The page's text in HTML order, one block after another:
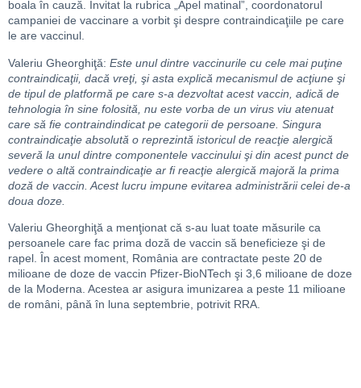
boala în cauză. Invitat la rubrica „Apel matinal”, coordonatorul
campaniei de vaccinare a vorbit şi despre contraindicaţiile pe care
le are vaccinul.
Valeriu Gheorghiţă: Este unul dintre vaccinurile cu cele mai puţine
contraindicaţii, dacă vreţi, şi asta explică mecanismul de acţiune şi
de tipul de platformă pe care s-a dezvoltat acest vaccin, adică de
tehnologia în sine folosită, nu este vorba de un virus viu atenuat
care să fie contraindindicat pe categorii de persoane. Singura
contraindicaţie absolută o reprezintă istoricul de reacţie alergică
severă la unul dintre componentele vaccinului şi din acest punct de
vedere o altă contraindicaţie ar fi reacţie alergică majoră la prima
doză de vaccin. Acest lucru impune evitarea administrării celei de-a
doua doze.
Valeriu Gheorghiţă a menţionat că s-au luat toate măsurile ca
persoanele care fac prima doză de vaccin să beneficieze şi de
rapel. În acest moment, România are contractate peste 20 de
milioane de doze de vaccin Pfizer-BioNTech şi 3,6 milioane de doze
de la Moderna. Acestea ar asigura imunizarea a peste 11 milioane
de români, până în luna septembrie, potrivit RRA.